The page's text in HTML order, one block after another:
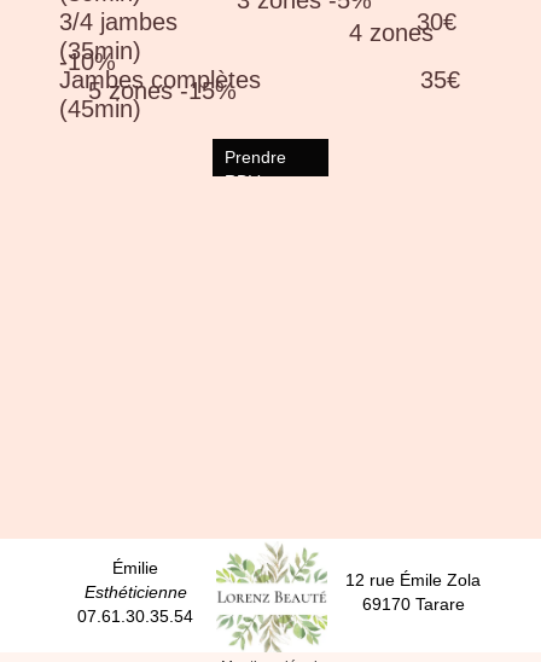
12 rue Émile Zola
69170 Tarare
Émilie
Esthéticienne
07.61.30.35.54
3/4 jambes 30€
(35min)
Jambes complètes 35€
(45min)
4 zones
-10%
5 zones -15%
Prendre
RDV